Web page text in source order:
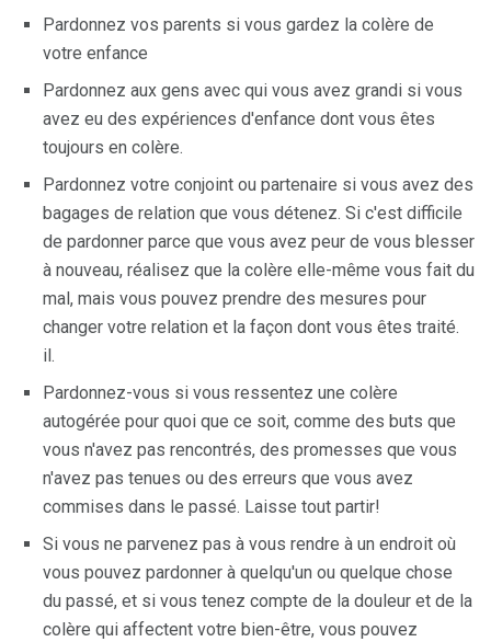
Pardonnez vos parents si vous gardez la colère de
votre enfance
Pardonnez aux gens avec qui vous avez grandi si vous
avez eu des expériences d'enfance dont vous êtes
toujours en colère.
Pardonnez votre conjoint ou partenaire si vous avez des
bagages de relation que vous détenez. Si c'est difficile
de pardonner parce que vous avez peur de vous blesser
à nouveau, réalisez que la colère elle-même vous fait du
mal, mais vous pouvez prendre des mesures pour
changer votre relation et la façon dont vous êtes traité.
il.
Pardonnez-vous si vous ressentez une colère
autogérée pour quoi que ce soit, comme des buts que
vous n'avez pas rencontrés, des promesses que vous
n'avez pas tenues ou des erreurs que vous avez
commises dans le passé. Laisse tout partir!
Si vous ne parvenez pas à vous rendre à un endroit où
vous pouvez pardonner à quelqu'un ou quelque chose
du passé, et si vous tenez compte de la douleur et de la
colère qui affectent votre bien-être, vous pouvez